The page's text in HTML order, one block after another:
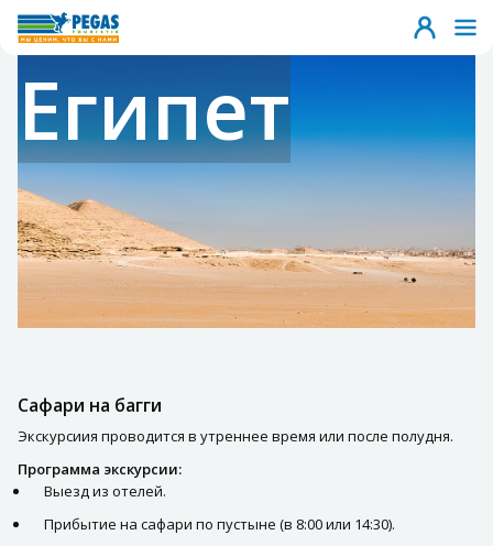
Египет
Сафари на багги
Экскурсиия проводится в утреннее время или после полудня.
Программа экскурсии:
Выезд из отелей.
Прибытие на сафари по пустыне (в 8:00 или 14:30).